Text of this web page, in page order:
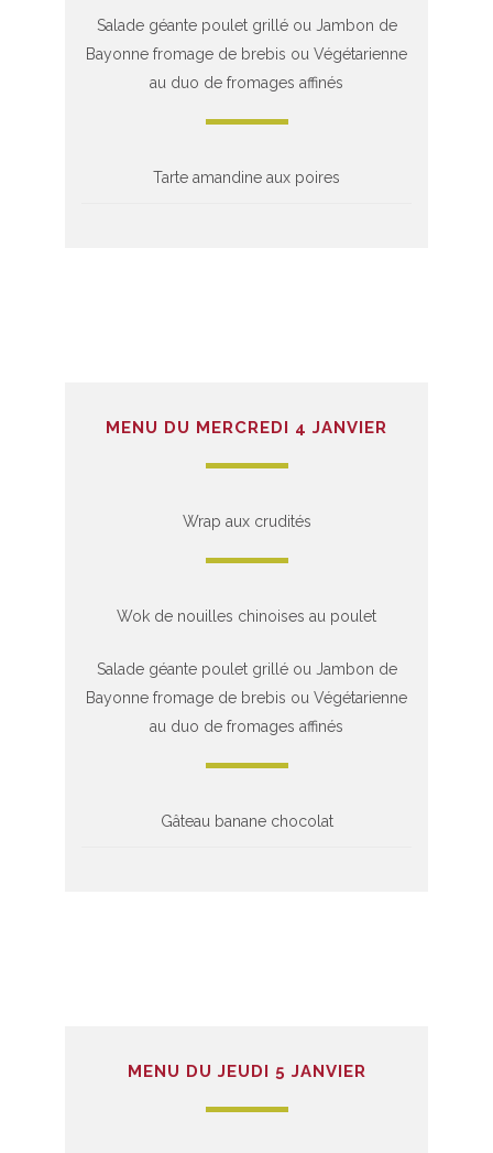
Salade géante poulet grillé ou Jambon de
Bayonne fromage de brebis ou Végétarienne
au duo de fromages affinés
Tarte amandine aux poires
MENU DU MERCREDI 4 JANVIER
Wrap aux crudités
Wok de nouilles chinoises au poulet
Salade géante poulet grillé ou Jambon de
Bayonne fromage de brebis ou Végétarienne
au duo de fromages affinés
Gâteau banane chocolat
MENU DU JEUDI 5 JANVIER